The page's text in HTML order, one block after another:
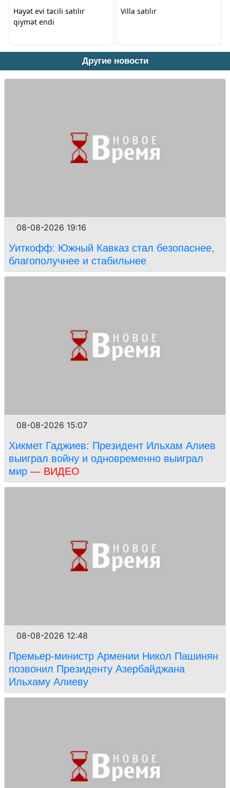
Другие новости
08-08-2026 19:16
Уиткофф: Южный Кавказ стал безопаснее,
благополучнее и стабильнее
08-08-2026 15:07
Хикмет Гаджиев: Президент Ильхам Алиев
выиграл войну и одновременно выиграл
мир — ВИДЕО
08-08-2026 12:48
Премьер-министр Армении Никол Пашинян
позвонил Президенту Азербайджана
Ильхаму Алиеву